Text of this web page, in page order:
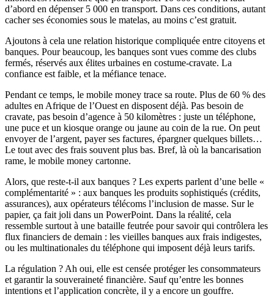
d’abord en dépenser 5 000 en transport. Dans ces conditions, autant
cacher ses économies sous le matelas, au moins c’est gratuit.
Ajoutons à cela une relation historique compliquée entre citoyens et
banques. Pour beaucoup, les banques sont vues comme des clubs
fermés, réservés aux élites urbaines en costume-cravate. La
confiance est faible, et la méfiance tenace.
Pendant ce temps, le mobile money trace sa route. Plus de 60 % des
adultes en Afrique de l’Ouest en disposent déjà. Pas besoin de
cravate, pas besoin d’agence à 50 kilomètres : juste un téléphone,
une puce et un kiosque orange ou jaune au coin de la rue. On peut
envoyer de l’argent, payer ses factures, épargner quelques billets…
Le tout avec des frais souvent plus bas. Bref, là où la bancarisation
rame, le mobile money cartonne.
Alors, que reste-t-il aux banques ? Les experts parlent d’une belle «
complémentarité » : aux banques les produits sophistiqués (crédits,
assurances), aux opérateurs télécoms l’inclusion de masse. Sur le
papier, ça fait joli dans un PowerPoint. Dans la réalité, cela
ressemble surtout à une bataille feutrée pour savoir qui contrôlera les
flux financiers de demain : les vieilles banques aux frais indigestes,
ou les multinationales du téléphone qui imposent déjà leurs tarifs.
La régulation ? Ah oui, elle est censée protéger les consommateurs
et garantir la souveraineté financière. Sauf qu’entre les bonnes
intentions et l’application concrète, il y a encore un gouffre.